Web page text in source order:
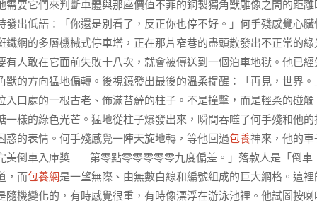
要它們來判斷車體與那座價值不菲的銅製獨角獸雕像之間的距離
發出低語：「你還是別看了，反正你也停不好。」何手殘感覺心臟
網的多層機械式停車塔，正在那片窄巷的盡頭散發出不正常的綠
人敢在它面前失敗十八次，就會被傳送到一個泊車地獄。他已經
的方向猛地偏轉。後視鏡發出最後的溫柔提醒：「再見，世界。
口處的一根古老、佈滿苔蘚的柱子。不是撞擊，而是輕柔的碰觸
一樣的綠色光芒。猛地從柱子爆發出來，瞬間吞噬了何手殘和他的
的表情。何手殘感覺一陣天旋地轉，等他回過包養神來，他的車
美倒車入庫獎——第零點零零零零零九度偏差。」落款人是「倒車
，而包養網是一望無際、由無數白線和編號組成的巨大網格。這裡
機變化的，有時感覺很重，有時像漂浮在游泳池裡。他試圖按喇